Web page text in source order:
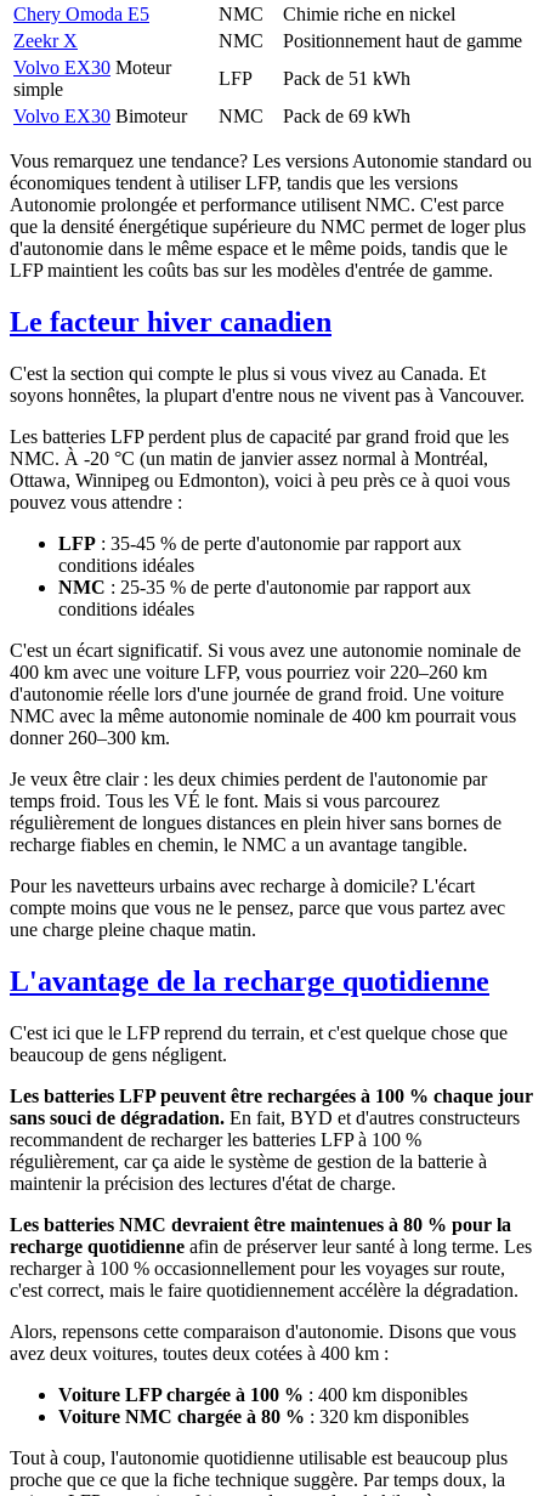
Chery Omoda E5
NMC
Chimie riche en nickel
Zeekr X
NMC
Positionnement haut de gamme
Volvo EX30 Moteur
simple
LFP
Pack de 51 kWh
Volvo EX30 Bimoteur NMC Pack de 69 kWh
Vous remarquez une tendance? Les versions Autonomie standard ou
économiques tendent à utiliser LFP, tandis que les versions
Autonomie prolongée et performance utilisent NMC. C'est parce
que la densité énergétique supérieure du NMC permet de loger plus
d'autonomie dans le même espace et le même poids, tandis que le
LFP maintient les coûts bas sur les modèles d'entrée de gamme.
Le facteur hiver canadien
C'est la section qui compte le plus si vous vivez au Canada. Et
soyons honnêtes, la plupart d'entre nous ne vivent pas à Vancouver.
Les batteries LFP perdent plus de capacité par grand froid que les
NMC. À -20 °C (un matin de janvier assez normal à Montréal,
Ottawa, Winnipeg ou Edmonton), voici à peu près ce à quoi vous
pouvez vous attendre :
LFP : 35-45 % de perte d'autonomie par rapport aux
conditions idéales
NMC : 25-35 % de perte d'autonomie par rapport aux
conditions idéales
C'est un écart significatif. Si vous avez une autonomie nominale de
400 km avec une voiture LFP, vous pourriez voir 220–260 km
d'autonomie réelle lors d'une journée de grand froid. Une voiture
NMC avec la même autonomie nominale de 400 km pourrait vous
donner 260–300 km.
Je veux être clair : les deux chimies perdent de l'autonomie par
temps froid. Tous les VÉ le font. Mais si vous parcourez
régulièrement de longues distances en plein hiver sans bornes de
recharge fiables en chemin, le NMC a un avantage tangible.
Pour les navetteurs urbains avec recharge à domicile? L'écart
compte moins que vous ne le pensez, parce que vous partez avec
une charge pleine chaque matin.
L'avantage de la recharge quotidienne
C'est ici que le LFP reprend du terrain, et c'est quelque chose que
beaucoup de gens négligent.
Les batteries LFP peuvent être rechargées à 100 % chaque jour
sans souci de dégradation. En fait, BYD et d'autres constructeurs
recommandent de recharger les batteries LFP à 100 %
régulièrement, car ça aide le système de gestion de la batterie à
maintenir la précision des lectures d'état de charge.
Les batteries NMC devraient être maintenues à 80 % pour la
recharge quotidienne afin de préserver leur santé à long terme. Les
recharger à 100 % occasionnellement pour les voyages sur route,
c'est correct, mais le faire quotidiennement accélère la dégradation.
Alors, repensons cette comparaison d'autonomie. Disons que vous
avez deux voitures, toutes deux cotées à 400 km :
Voiture LFP chargée à 100 % : 400 km disponibles
Voiture NMC chargée à 80 % : 320 km disponibles
Tout à coup, l'autonomie quotidienne utilisable est beaucoup plus
proche que ce que la fiche technique suggère. Par temps doux, la